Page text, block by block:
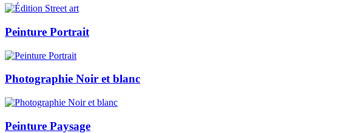
Peinture Portrait
Photographie Noir et blanc
Peinture Paysage